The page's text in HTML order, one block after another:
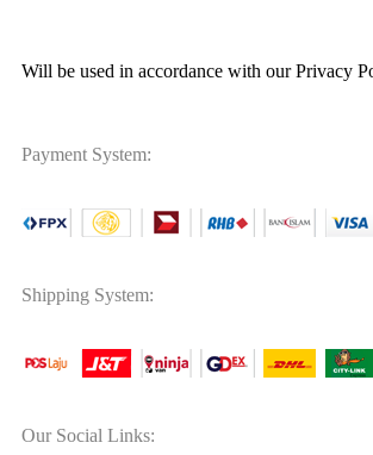
Will be used in accordance with our Privacy
Payment System:
Shipping System:
Our Social Links: